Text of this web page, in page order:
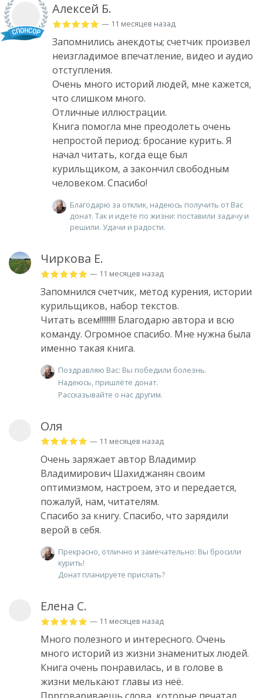
Алексей Б.
— 11 месяцев назад
Запомнились анекдоты; счетчик произвел
неизгладимое впечатление, видео и аудио
отступления.
Очень много историй людей, мне кажется,
что слишком много.
Отличные иллюстрации.
Книга помогла мне преодолеть очень
непростой период: бросание курить. Я
начал читать, когда еще был
курильщиком, а закончил свободным
человеком. Спасибо!
Благодарю за отклик, надеюсь получить от Вас
донат. Так и идете по жизни: поставили задачу и
решили. Удачи и радости.
Чиркова Е.
— 11 месяцев назад
Запомнился счетчик, метод курения, истории
курильщиков, набор текстов.
Читать всем!!!!!!!!! Благодарю автора и всю
команду. Огромное спасибо. Мне нужна была
именно такая книга.
Поздравляю Вас: Вы победили болезнь.
Надеюсь, пришлёте донат.
Рассказывайте о нас другим.
Оля
— 11 месяцев назад
Очень заряжает автор Владимир
Владимирович Шахиджанян своим
оптимизмом, настроем, это и передается,
пожалуй, нам, читателям.
Спасибо за книгу. Спасибо, что зарядили
верой в себя.
Прекрасно, отлично и замечательно: Вы бросили
курить!
Донат планируете прислать?
Елена С.
— 11 месяцев назад
Много полезного и интересного. Очень
много историй из жизни знаменитых людей.
Книга очень понравилась, и в голове в
жизни мелькают главы из неё.